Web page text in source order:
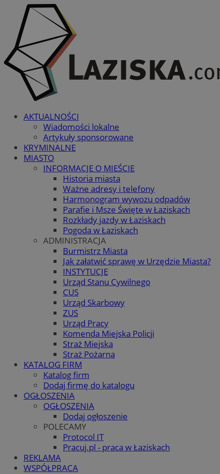
AKTUALNOŚCI
Wiadomości lokalne
Artykuły sponsorowane
KRYMINALNE
MIASTO
INFORMACJE O MIEŚCIE
Historia miasta
Ważne adresy i telefony
Harmonogram wywozu odpadów
Parafie i Msze Święte w Łaziskach
Rozkłady jazdy w Łaziskach
Pogoda w Łaziskach
ADMINISTRACJA
Burmistrz Miasta
Jak załatwić sprawę w Urzędzie Miasta?
INSTYTUCJE
Urząd Stanu Cywilnego
CUS
Urząd Skarbowy
ZUS
Urząd Pracy
Komenda Miejska Policji
Straż Miejska
Straż Pożarna
KATALOG FIRM
Katalog firm
Dodaj firmę do katalogu
OGŁOSZENIA
OGŁOSZENIA
Dodaj ogłoszenie
POLECAMY
Protocol IT
Pracuj.pl - praca w Łaziskach
REKLAMA
WSPÓŁPRACA